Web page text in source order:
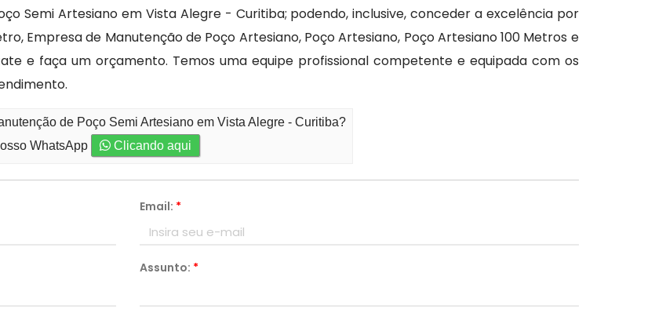
Semi Artesiano em Vista Alegre - Curitiba; podendo, inclusive, conceder a excelência por
Empresa de Manutenção de Poço Artesiano, Poço Artesiano, Poço Artesiano 100 Metros e
e faça um orçamento. Temos uma equipe profissional competente e equipada com os
de Poço Semi Artesiano em Vista Alegre - Curitiba?
WhatsApp Clicando aqui
Email: *
Assunto: *